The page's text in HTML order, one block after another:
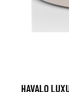
HAVALO